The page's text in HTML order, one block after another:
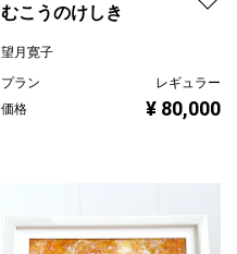
むこうのけしき
望月寛子
プラン
レギュラー
価格
¥ 80,000